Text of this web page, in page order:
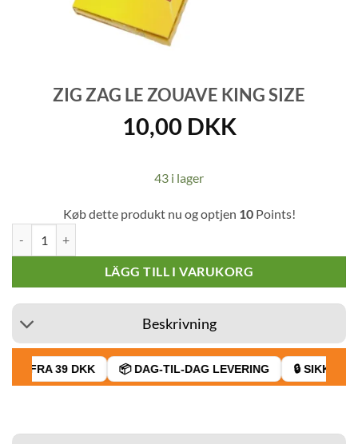
ZIG ZAG LE ZOUAVE KING SIZE
10,00 DKK
43 i lager
Køb dette produkt nu og optjen 10Points!
LÄGG TILL I VARUKORG
Beskrivning
FRA 39 DKK 📦 DAG-TIL-DAG LEVERING 🔒 SIKKER